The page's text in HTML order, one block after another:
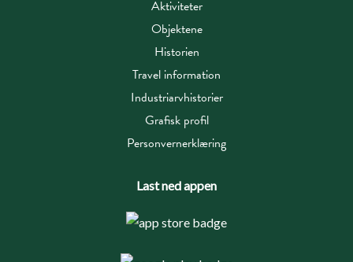
Aktiviteter
Objektene
Historien
Travel information
Industriarvhistorier
Grafisk profil
Personvernerklæring
Last ned appen